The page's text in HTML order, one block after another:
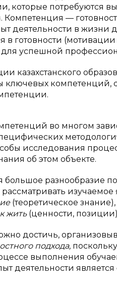
потребуются
—
деятельности в жизни
готовности
успешной
казахстанского
ключевых компетенций,
во многом
исследования
об этом объекте.
большое разнообразие
(теоретическое знание),
жить (ценности,
достичь,
подхода,
выполнения
деятельности